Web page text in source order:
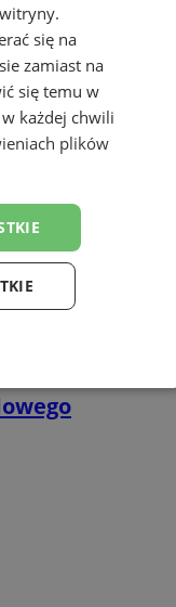
się na
zamiast na
się temu w
każdej chwili
plików
Targetowanie